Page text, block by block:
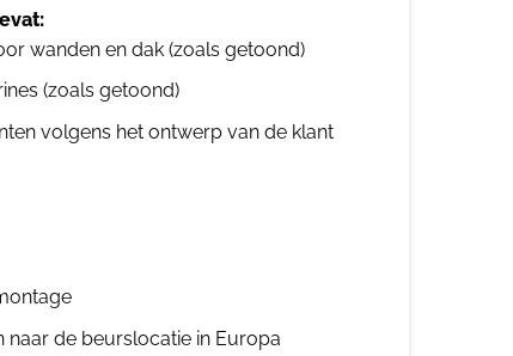
wanden en dak (zoals getoond)
(zoals getoond)
volgens het ontwerp van de klant
naar de beurslocatie in Europa